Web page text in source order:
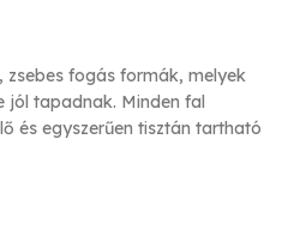
fogás formák, melyek
jól tapadnak. Minden fal
és egyszerűen tisztán tartható